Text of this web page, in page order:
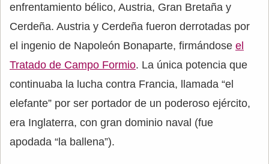
enfrentamiento bélico, Austria, Gran Bretaña y
Cerdeña. Austria y Cerdeña fueron derrotadas por
el ingenio de Napoleón Bonaparte, firmándose el
Tratado de Campo Formio. La única potencia que
continuaba la lucha contra Francia, llamada “el
elefante” por ser portador de un poderoso ejército,
era Inglaterra, con gran dominio naval (fue
apodada “la ballena”).